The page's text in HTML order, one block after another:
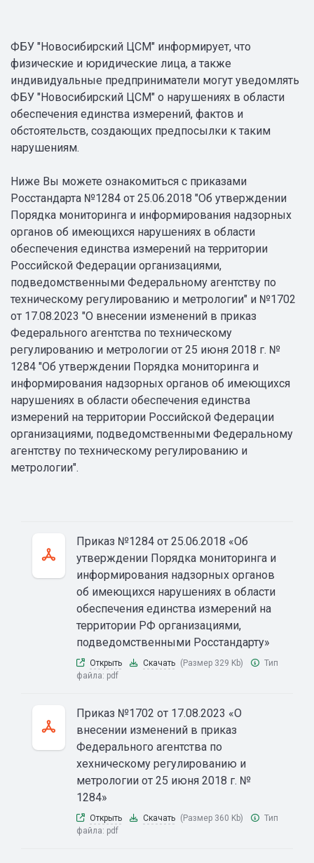
ФБУ "Новосибирский ЦСМ" информирует, что
физические и юридические лица, а также
индивидуальные предприниматели могут уведомлять
ФБУ "Новосибирский ЦСМ" о нарушениях в области
обеспечения единства измерений, фактов и
обстоятельств, создающих предпосылки к таким
нарушениям.
Ниже Вы можете ознакомиться с приказами
Росстандарта №1284 от 25.06.2018 "Об утверждении
Порядка мониторинга и информирования надзорных
органов об имеющихся нарушениях в области
обеспечения единства измерений на территории
Российской Федерации организациями,
подведомственными Федеральному агентству по
техническому регулированию и метрологии" и №1702
от 17.08.2023 "О внесении изменений в приказ
Федерального агентства по техническому
регулированию и метрологии от 25 июня 2018 г. №
1284 "Об утверждении Порядка мониторинга и
информирования надзорных органов об имеющихся
нарушениях в области обеспечения единства
измерений на территории Российской Федерации
организациями, подведомственными Федеральному
агентству по техническому регулированию и
метрологии".
Приказ №1284 от 25.06.2018 «Об
утверждении Порядка мониторинга и
информирования надзорных органов
об имеющихся нарушениях в области
обеспечения единства измерений на
территории РФ организациями,
подведомственными Росстандарту»
Открыть Скачать (Размер 329 Kb)
Тип
файла: pdf
Приказ №1702 от 17.08.2023 «О
внесении изменений в приказ
Федерального агентства по
хехническому регулированию и
метрологии от 25 июня 2018 г. №
1284»
Открыть Скачать (Размер 360 Kb)
Тип
файла: pdf